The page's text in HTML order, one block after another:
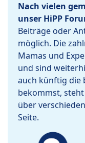
Nach vielen
unser HiPP
Beiträge oder
möglich. Die
Mamas und
und sind
auch künftig die
bekommst,
über
Seite.